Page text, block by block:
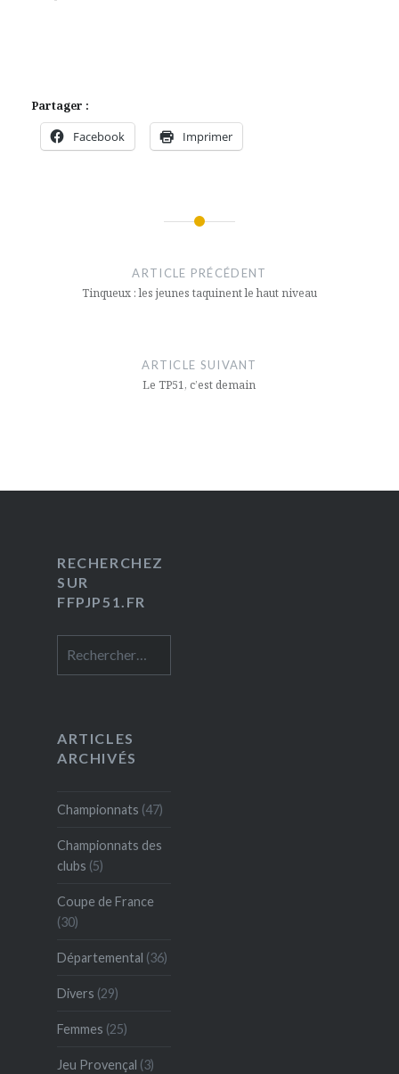
Partager :
Facebook Imprimer
l’article
ARTICLE PRÉCÉDENT
Tinqueux : les jeunes taquinent le haut niveau
ARTICLE SUIVANT
Le TP51, c’est demain
RECHERCHEZ
SUR
FFPJP51.FR
ARTICLES
ARCHIVÉS
Championnats (47)
Championnats des
clubs (5)
Coupe de France
(30)
Départemental (36)
Divers (29)
Femmes (25)
Jeu Provençal (3)